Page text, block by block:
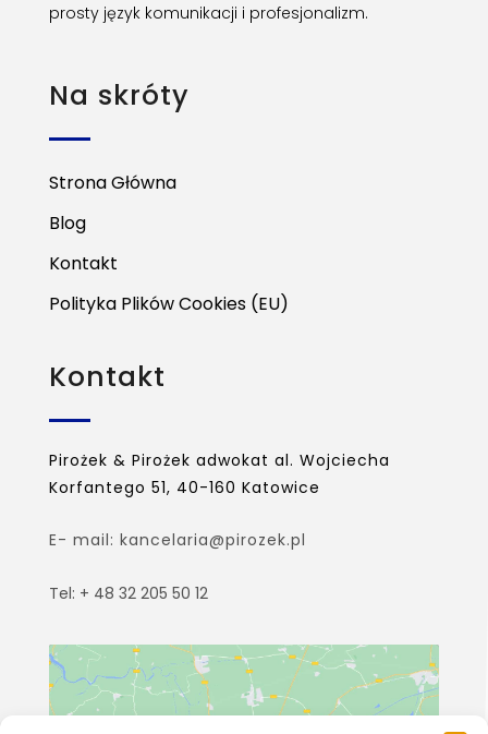
prosty język komunikacji i profesjonalizm.
Na skróty
Strona Główna
Blog
Kontakt
Polityka Plików Cookies (EU)
Kontakt
Pirożek & Pirożek adwokat al. Wojciecha
Korfantego 51, 40-160 Katowice
E- mail: kancelaria@pirozek.pl
Tel: + 48 32 205 50 12